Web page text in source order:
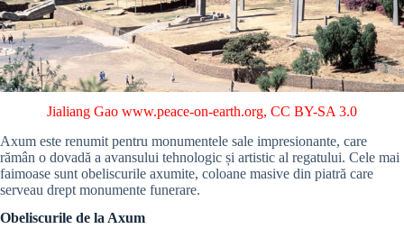
Jialiang Gao www.peace-on-earth.org, CC BY-SA 3.0
Axum este renumit pentru monumentele sale impresionante, care
rămân o dovadă a avansului tehnologic și artistic al regatului. Cele mai
faimoase sunt obeliscurile axumite, coloane masive din piatră care
serveau drept monumente funerare.
Obeliscurile de la Axum